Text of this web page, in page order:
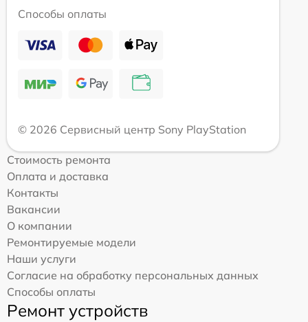
Способы оплаты
© 2026 Сервисный центр Sony PlayStation
Стоимость ремонта
Оплата и доставка
Контакты
Вакансии
О компании
Ремонтируемые модели
Наши услуги
Согласие на обработку персональных данных
Способы оплаты
Ремонт устройств